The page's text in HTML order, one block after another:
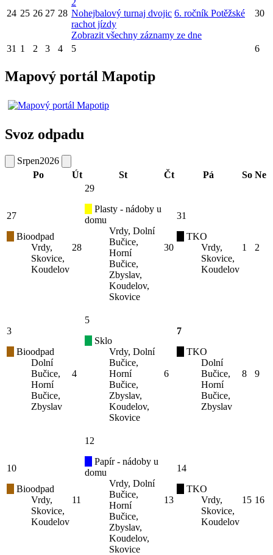
24 25 26 27 28
2
Nohejbalový turnaj dvojic 6. ročník Potěžské
rachot jízdy
Zobrazit všechny záznamy ze dne
30
31 1 2 3 4 5 6
Mapový portál Mapotip
Svoz odpadu
Srpen2026
Po
Út St Čt Pá So Ne
27
Bioodpad
Vrdy,
Skovice,
Koudelov
28
29
Plasty - nádoby u
domu
Vrdy, Dolní
Bučice,
Horní
Bučice,
Zbyslav,
Koudelov,
Skovice
30
31
TKO
Vrdy,
Skovice,
Koudelov
1 2
3
Bioodpad
Dolní
Bučice,
Horní
Bučice,
Zbyslav
4
5
Sklo
Vrdy, Dolní
Bučice,
Horní
Bučice,
Zbyslav,
Koudelov,
Skovice
6
7
TKO
Dolní
Bučice,
Horní
Bučice,
Zbyslav
8 9
10
Bioodpad
Vrdy,
Skovice,
Koudelov
11
12
Papír - nádoby u
domu
Vrdy, Dolní
Bučice,
Horní
Bučice,
Zbyslav,
Koudelov,
Skovice
13
14
TKO
Vrdy,
Skovice,
Koudelov
15 16